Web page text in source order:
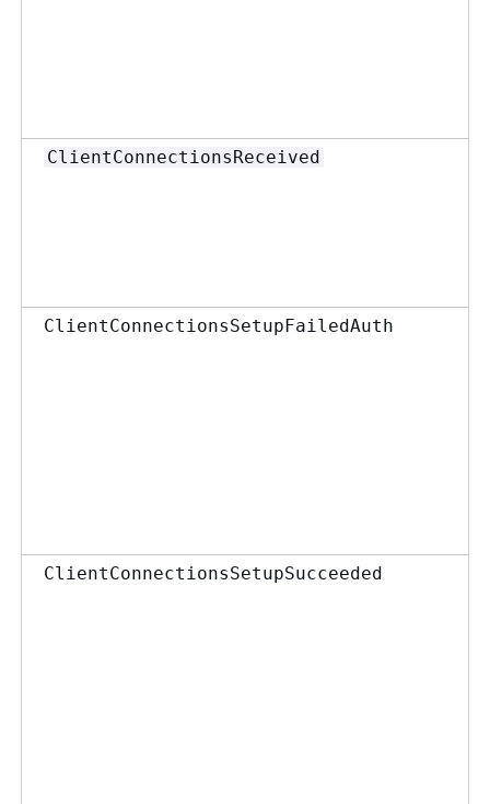
ClientConnectionsReceived
ClientConnectionsSetupFailedAuth
ClientConnectionsSetupSucceeded